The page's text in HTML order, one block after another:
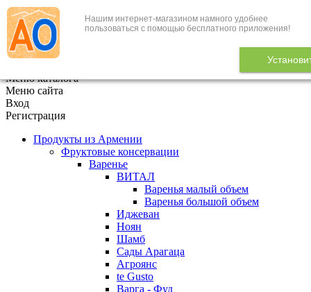
Нашим интернет-магазином намного удобнее
пользоваться с помощью бесплатного приложения!
+7 (495) 646-888-1
В корзине 0
Меню каталога
Меню сайта
Вход
Регистрация
Продукты из Армении
Фруктовые консервации
Варенье
ВИТАЛ
Варенья малый объем
Варенья большой объем
Иджеван
Ноян
Шамб
Сады Арагаца
Агроянс
te Gusto
Варга - Фуд